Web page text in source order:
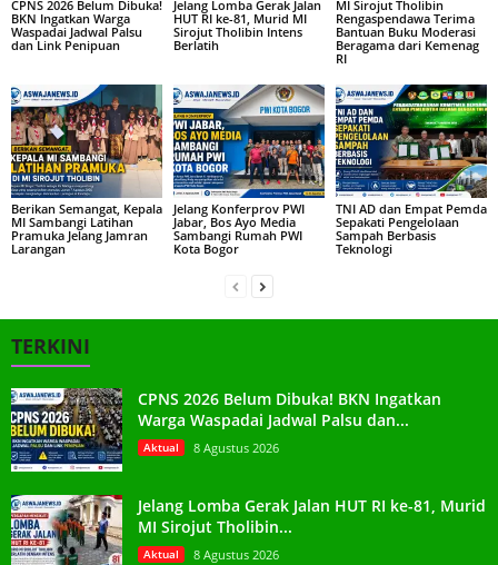
CPNS 2026 Belum Dibuka!
BKN Ingatkan Warga
Waspadai Jadwal Palsu
dan Link Penipuan
Jelang Lomba Gerak Jalan
HUT RI ke-81, Murid MI
Sirojut Tholibin Intens
Berlatih
MI Sirojut Tholibin
Rengaspendawa Terima
Bantuan Buku Moderasi
Beragama dari Kemenag
RI
Berikan Semangat, Kepala
MI Sambangi Latihan
Pramuka Jelang Jamran
Larangan
Jelang Konferprov PWI
Jabar, Bos Ayo Media
Sambangi Rumah PWI
Kota Bogor
TNI AD dan Empat Pemda
Sepakati Pengelolaan
Sampah Berbasis
Teknologi
TERKINI
CPNS 2026 Belum Dibuka! BKN Ingatkan
Warga Waspadai Jadwal Palsu dan...
Aktual 8 Agustus 2026
Jelang Lomba Gerak Jalan HUT RI ke-81, Murid
MI Sirojut Tholibin...
Aktual 8 Agustus 2026